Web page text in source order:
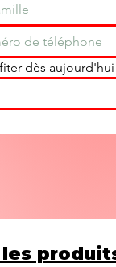
dès aujourd'hui
les